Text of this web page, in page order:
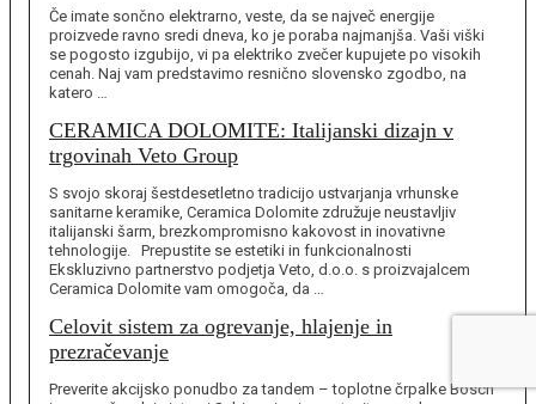
Če imate sončno elektrarno, veste, da se največ energije
proizvede ravno sredi dneva, ko je poraba najmanjša. Vaši viški
se pogosto izgubijo, vi pa elektriko zvečer kupujete po visokih
cenah. Naj vam predstavimo resnično slovensko zgodbo, na
katero …
CERAMICA DOLOMITE: Italijanski dizajn v
trgovinah Veto Group
S svojo skoraj šestdesetletno tradicijo ustvarjanja vrhunske
sanitarne keramike, Ceramica Dolomite združuje neustavljiv
italijanski šarm, brezkompromisno kakovost in inovativne
tehnologije. Prepustite se estetiki in funkcionalnosti
Ekskluzivno partnerstvo podjetja Veto, d.o.o. s proizvajalcem
Ceramica Dolomite vam omogoča, da …
Celovit sistem za ogrevanje, hlajenje in
prezračevanje
Preverite akcijsko ponudbo za tandem – toplotne črpalke Bosch